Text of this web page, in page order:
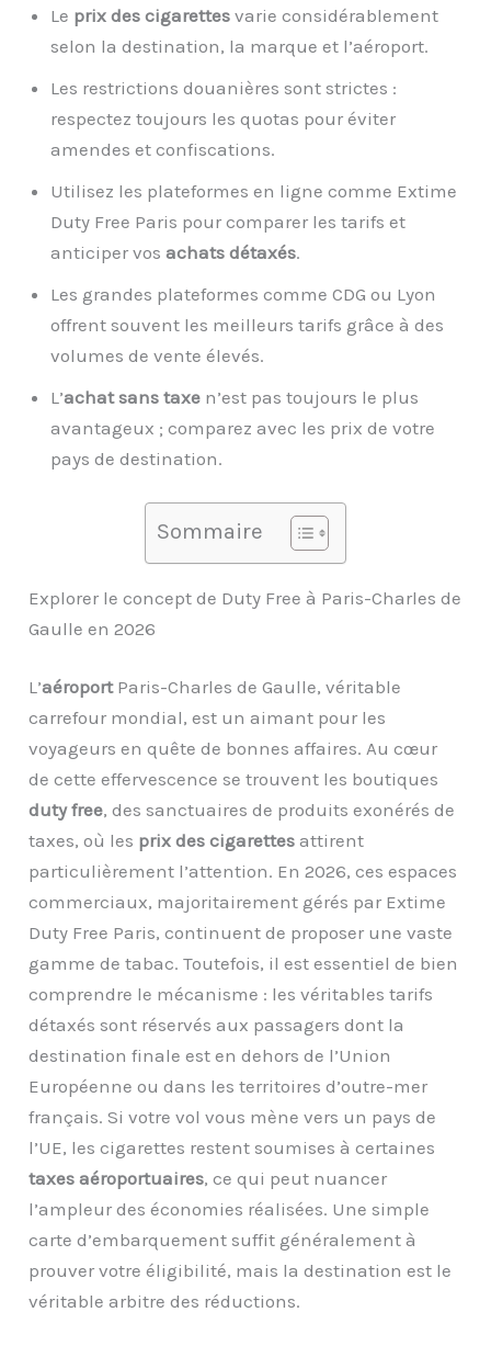
Le prix des cigarettes varie considérablement
selon la destination, la marque et l’aéroport.
Les restrictions douanières sont strictes :
respectez toujours les quotas pour éviter
amendes et confiscations.
Utilisez les plateformes en ligne comme Extime
Duty Free Paris pour comparer les tarifs et
anticiper vosachats détaxés.
Les grandes plateformes comme CDG ou Lyon
offrent souvent les meilleurs tarifs grâce à des
volumes de vente élevés.
L’achat sans taxe n’est pas toujours le plus
avantageux ; comparez avec les prix de votre
pays de destination.
Sommaire
Explorer le concept de Duty Free à Paris-Charles de
Gaulle en 2026
L’aéroportParis-Charles de Gaulle, véritable
carrefour mondial, est un aimant pour les
voyageurs en quête de bonnes affaires. Au cœur
de cette effervescence se trouvent les boutiques
duty free, des sanctuaires de produits exonérés de
taxes, où les prix des cigarettes attirent
particulièrement l’attention. En 2026, ces espaces
commerciaux, majoritairement gérés par Extime
Duty Free Paris, continuent de proposer une vaste
gamme de tabac. Toutefois, il est essentiel de bien
comprendre le mécanisme : les véritables tarifs
détaxés sont réservés aux passagers dont la
destination finale est en dehors de l’Union
Européenne ou dans les territoires d’outre-mer
français. Si votre vol vous mène vers un pays de
l’UE, les cigarettes restent soumises à certaines
taxes aéroportuaires, ce qui peut nuancer
l’ampleur des économies réalisées. Une simple
carte d’embarquement suffit généralement à
prouver votre éligibilité, mais la destination est le
véritable arbitre des réductions.